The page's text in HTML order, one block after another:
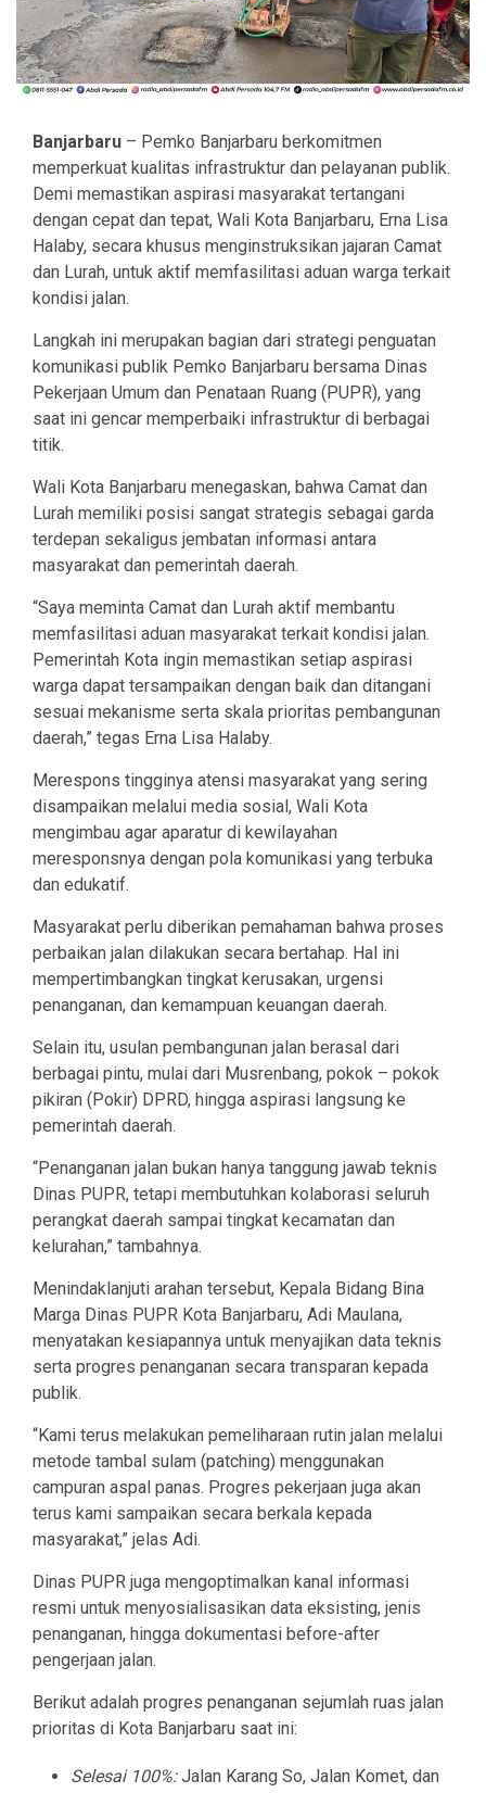
Banjarbaru – Pemko Banjarbaru berkomitmen
memperkuat kualitas infrastruktur dan pelayanan publik.
Demi memastikan aspirasi masyarakat tertangani
dengan cepat dan tepat, Wali Kota Banjarbaru, Erna Lisa
Halaby, secara khusus menginstruksikan jajaran Camat
dan Lurah, untuk aktif memfasilitasi aduan warga terkait
kondisi jalan.
Langkah ini merupakan bagian dari strategi penguatan
komunikasi publik Pemko Banjarbaru bersama Dinas
Pekerjaan Umum dan Penataan Ruang (PUPR), yang
saat ini gencar memperbaiki infrastruktur di berbagai
titik.
Wali Kota Banjarbaru menegaskan, bahwa Camat dan
Lurah memiliki posisi sangat strategis sebagai garda
terdepan sekaligus jembatan informasi antara
masyarakat dan pemerintah daerah.
“Saya meminta Camat dan Lurah aktif membantu
memfasilitasi aduan masyarakat terkait kondisi jalan.
Pemerintah Kota ingin memastikan setiap aspirasi
warga dapat tersampaikan dengan baik dan ditangani
sesuai mekanisme serta skala prioritas pembangunan
daerah,” tegas Erna Lisa Halaby.
Merespons tingginya atensi masyarakat yang sering
disampaikan melalui media sosial, Wali Kota
mengimbau agar aparatur di kewilayahan
meresponsnya dengan pola komunikasi yang terbuka
dan edukatif.
Masyarakat perlu diberikan pemahaman bahwa proses
perbaikan jalan dilakukan secara bertahap. Hal ini
mempertimbangkan tingkat kerusakan, urgensi
penanganan, dan kemampuan keuangan daerah.
Selain itu, usulan pembangunan jalan berasal dari
berbagai pintu, mulai dari Musrenbang, pokok – pokok
pikiran (Pokir) DPRD, hingga aspirasi langsung ke
pemerintah daerah.
“Penanganan jalan bukan hanya tanggung jawab teknis
Dinas PUPR, tetapi membutuhkan kolaborasi seluruh
perangkat daerah sampai tingkat kecamatan dan
kelurahan,” tambahnya.
Menindaklanjuti arahan tersebut, Kepala Bidang Bina
Marga Dinas PUPR Kota Banjarbaru, Adi Maulana,
menyatakan kesiapannya untuk menyajikan data teknis
serta progres penanganan secara transparan kepada
publik.
“Kami terus melakukan pemeliharaan rutin jalan melalui
metode tambal sulam (patching) menggunakan
campuran aspal panas. Progres pekerjaan juga akan
terus kami sampaikan secara berkala kepada
masyarakat,” jelas Adi.
Dinas PUPR juga mengoptimalkan kanal informasi
resmi untuk menyosialisasikan data eksisting, jenis
penanganan, hingga dokumentasi before-after
pengerjaan jalan.
Berikut adalah progres penanganan sejumlah ruas jalan
prioritas di Kota Banjarbaru saat ini:
Selesai 100%:Jalan Karang So, Jalan Komet, dan